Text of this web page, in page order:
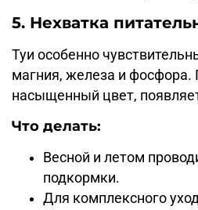
5. Нехватка
Туи особенно
магния, железа и фосфора.
насыщенный цвет,
Что делать:
Весной и летом
подкормки.
Для комплексного